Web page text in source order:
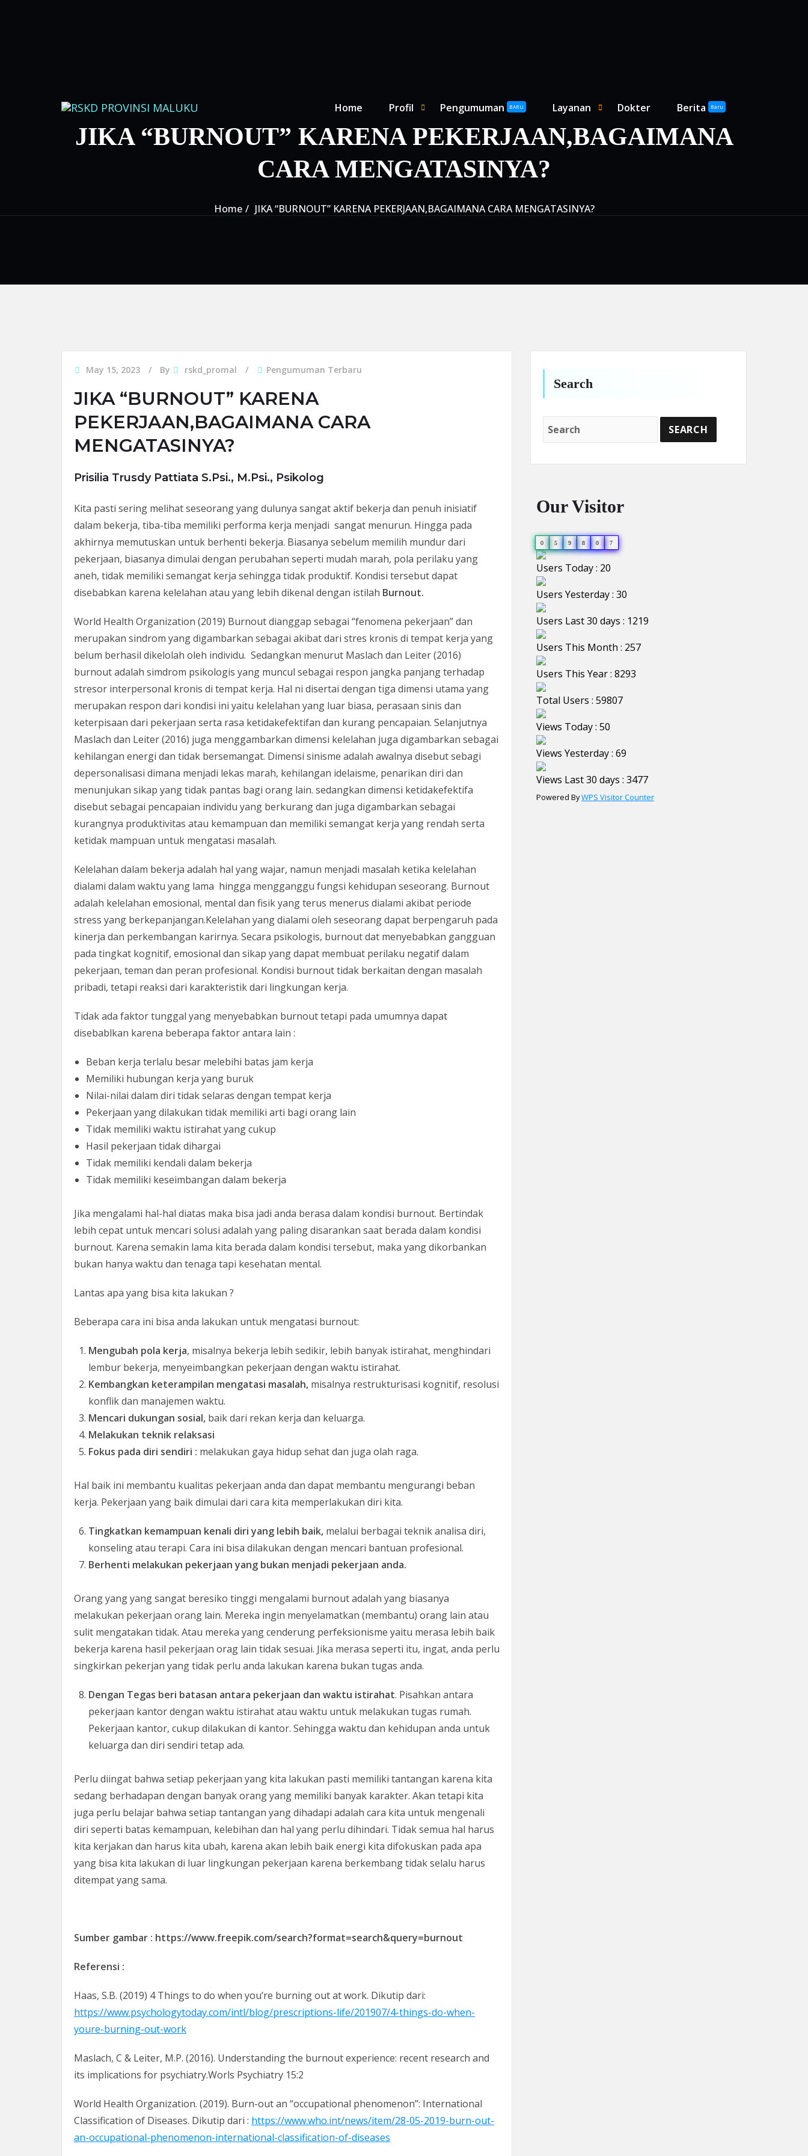
Home
Profil SHOW PROFIL SUBMENU
HIDE PROFIL SUBMENU
Pengumuman BARU Layanan SHOW LAYANAN SUBMENU
HIDE LAYANAN SUBMENU
Dokter Berita Baru
JIKA “BURNOUT” KARENA PEKERJAAN,BAGAIMANA
CARA MENGATASINYA?
Home JIKA “BURNOUT” KARENA PEKERJAAN,BAGAIMANA CARA MENGATASINYA?
May 15, 2023 By rskd_promal Pengumuman Terbaru
JIKA “BURNOUT” KARENA
PEKERJAAN,BAGAIMANA CARA
MENGATASINYA?
Prisilia Trusdy Pattiata S.Psi., M.Psi., Psikolog
Kita pasti sering melihat seseorang yang dulunya sangat aktif bekerja dan penuh inisiatif
dalam bekerja, tiba-tiba memiliki performa kerja menjadi sangat menurun. Hingga pada
akhirnya memutuskan untuk berhenti bekerja. Biasanya sebelum memilih mundur dari
pekerjaan, biasanya dimulai dengan perubahan seperti mudah marah, pola perilaku yang
aneh, tidak memiliki semangat kerja sehingga tidak produktif. Kondisi tersebut dapat
disebabkan karena kelelahan atau yang lebih dikenal dengan istilah Burnout.
World Health Organization (2019) Burnout dianggap sebagai “fenomena pekerjaan” dan
merupakan sindrom yang digambarkan sebagai akibat dari stres kronis di tempat kerja yang
belum berhasil dikelolah oleh individu. Sedangkan menurut Maslach dan Leiter (2016)
burnout adalah simdrom psikologis yang muncul sebagai respon jangka panjang terhadap
stresor interpersonal kronis di tempat kerja. Hal ni disertai dengan tiga dimensi utama yang
merupakan respon dari kondisi ini yaitu kelelahan yang luar biasa, perasaan sinis dan
keterpisaan dari pekerjaan serta rasa ketidakefektifan dan kurang pencapaian. Selanjutnya
Maslach dan Leiter (2016) juga menggambarkan dimensi kelelahan juga digambarkan sebagai
kehilangan energi dan tidak bersemangat. Dimensi sinisme adalah awalnya disebut sebagi
depersonalisasi dimana menjadi lekas marah, kehilangan idelaisme, penarikan diri dan
menunjukan sikap yang tidak pantas bagi orang lain. sedangkan dimensi ketidakefektifa
disebut sebagai pencapaian individu yang berkurang dan juga digambarkan sebagai
kurangnya produktivitas atau kemampuan dan memiliki semangat kerja yang rendah serta
ketidak mampuan untuk mengatasi masalah.
Kelelahan dalam bekerja adalah hal yang wajar, namun menjadi masalah ketika kelelahan
dialami dalam waktu yang lama hingga mengganggu fungsi kehidupan seseorang. Burnout
adalah kelelahan emosional, mental dan fisik yang terus menerus dialami akibat periode
stress yang berkepanjangan.Kelelahan yang dialami oleh seseorang dapat berpengaruh pada
kinerja dan perkembangan karirnya. Secara psikologis, burnout dat menyebabkan gangguan
pada tingkat kognitif, emosional dan sikap yang dapat membuat perilaku negatif dalam
pekerjaan, teman dan peran profesional. Kondisi burnout tidak berkaitan dengan masalah
pribadi, tetapi reaksi dari karakteristik dari lingkungan kerja.
Tidak ada faktor tunggal yang menyebabkan burnout tetapi pada umumnya dapat
disebablkan karena beberapa faktor antara lain :
Beban kerja terlalu besar melebihi batas jam kerja
Memiliki hubungan kerja yang buruk
Nilai-nilai dalam diri tidak selaras dengan tempat kerja
Pekerjaan yang dilakukan tidak memiliki arti bagi orang lain
Tidak memiliki waktu istirahat yang cukup
Hasil pekerjaan tidak dihargai
Tidak memiliki kendali dalam bekerja
Tidak memiliki keseimbangan dalam bekerja
Jika mengalami hal-hal diatas maka bisa jadi anda berasa dalam kondisi burnout. Bertindak
lebih cepat untuk mencari solusi adalah yang paling disarankan saat berada dalam kondisi
burnout. Karena semakin lama kita berada dalam kondisi tersebut, maka yang dikorbankan
bukan hanya waktu dan tenaga tapi kesehatan mental.
Lantas apa yang bisa kita lakukan ?
Beberapa cara ini bisa anda lakukan untuk mengatasi burnout:
Mengubah pola kerja, misalnya bekerja lebih sedikir, lebih banyak istirahat, menghindari
lembur bekerja, menyeimbangkan pekerjaan dengan waktu istirahat.
Kembangkan keterampilan mengatasi masalah, misalnya restrukturisasi kognitif, resolusi
konflik dan manajemen waktu.
Mencari dukungan sosial, baik dari rekan kerja dan keluarga.
Melakukan teknik relaksasi
Fokus pada diri sendiri : melakukan gaya hidup sehat dan juga olah raga.
Hal baik ini membantu kualitas pekerjaan anda dan dapat membantu mengurangi beban
kerja. Pekerjaan yang baik dimulai dari cara kita memperlakukan diri kita.
Tingkatkan kemampuan kenali diri yang lebih baik, melalui berbagai teknik analisa diri,
konseling atau terapi. Cara ini bisa dilakukan dengan mencari bantuan profesional.
Berhenti melakukan pekerjaan yang bukan menjadi pekerjaan anda.
Orang yang yang sangat beresiko tinggi mengalami burnout adalah yang biasanya
melakukan pekerjaan orang lain. Mereka ingin menyelamatkan (membantu) orang lain atau
sulit mengatakan tidak. Atau mereka yang cenderung perfeksionisme yaitu merasa lebih baik
bekerja karena hasil pekerjaan orag lain tidak sesuai. Jika merasa seperti itu, ingat, anda perlu
singkirkan pekerjan yang tidak perlu anda lakukan karena bukan tugas anda.
Dengan Tegas beri batasan antara pekerjaan dan waktu istirahat. Pisahkan antara
pekerjaan kantor dengan waktu istirahat atau waktu untuk melakukan tugas rumah.
Pekerjaan kantor, cukup dilakukan di kantor. Sehingga waktu dan kehidupan anda untuk
keluarga dan diri sendiri tetap ada.
Perlu diingat bahwa setiap pekerjaan yang kita lakukan pasti memiliki tantangan karena kita
sedang berhadapan dengan banyak orang yang memiliki banyak karakter. Akan tetapi kita
juga perlu belajar bahwa setiap tantangan yang dihadapi adalah cara kita untuk mengenali
diri seperti batas kemampuan, kelebihan dan hal yang perlu dihindari. Tidak semua hal harus
kita kerjakan dan harus kita ubah, karena akan lebih baik energi kita difokuskan pada apa
yang bisa kita lakukan di luar lingkungan pekerjaan karena berkembang tidak selalu harus
ditempat yang sama.
Sumber gambar : https://www.freepik.com/search?format=search&query=burnout
Referensi :
Haas, S.B. (2019) 4 Things to do when you’re burning out at work. Dikutip dari:
https://www.psychologytoday.com/intl/blog/prescriptions-life/201907/4-things-do-when-
youre-burning-out-work
Maslach, C & Leiter, M.P. (2016). Understanding the burnout experience: recent research and
its implications for psychiatry.Worls Psychiatry 15:2
World Health Organization. (2019). Burn-out an “occupational phenomenon”: International
Classification of Diseases. Dikutip dari : https://www.who.int/news/item/28-05-2019-burn-out-
an-occupational-phenomenon-international-classification-of-diseases
Search
Our Visitor
0 5 9 8 0 7
Users Today : 20
Users Yesterday : 30
Users Last 30 days : 1219
Users This Month : 257
Users This Year : 8293
Total Users : 59807
Views Today : 50
Views Yesterday : 69
Views Last 30 days : 3477
Powered ByWPS Visitor Counter